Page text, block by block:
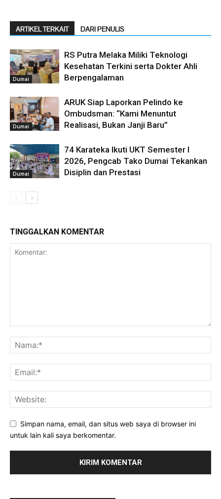
ARTIKEL TERKAIT DARI PENULIS
Dumai
RS Putra Melaka Miliki Teknologi
Kesehatan Terkini serta Dokter Ahli
Berpengalaman
Dumai
ARUK Siap Laporkan Pelindo ke
Ombudsman: “Kami Menuntut
Realisasi, Bukan Janji Baru”
Dumai
74 Karateka Ikuti UKT Semester I
2026, Pengcab Tako Dumai Tekankan
Disiplin dan Prestasi
TINGGALKAN KOMENTAR
Simpan nama, email, dan situs web saya di browser ini
untuk lain kali saya berkomentar.